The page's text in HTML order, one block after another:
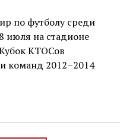
по футболу среди
июля на стадионе
КТОСов
команд 2012–2014